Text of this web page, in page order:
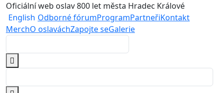
Oficiální web oslav 800 let města Hradec Králové
English Odborné fórumProgramPartneřiKontakt
MerchO oslaváchZapojte seGalerie